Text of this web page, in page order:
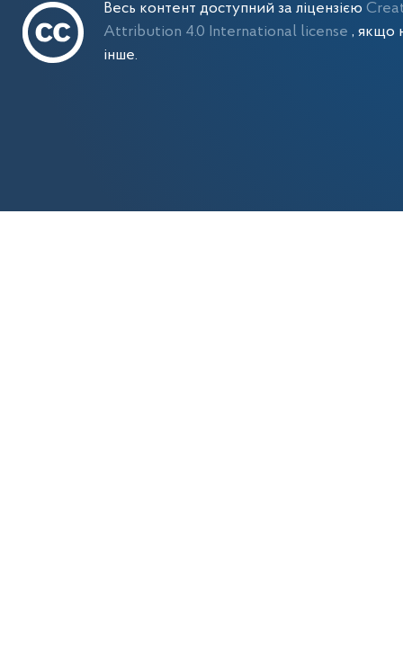
Весь контент доступний за ліцензією
Attribution 4.0 International license , якщо
інше.